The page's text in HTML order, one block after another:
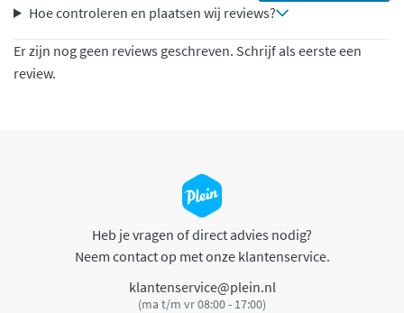
Hoe controleren en plaatsen wij reviews?
Er zijn nog geen reviews geschreven. Schrijf als eerste een
review.
Heb je vragen of direct advies nodig?
Neem contact op met onze klantenservice.
klantenservice@plein.nl
(ma t/m vr 08:00 - 17:00)